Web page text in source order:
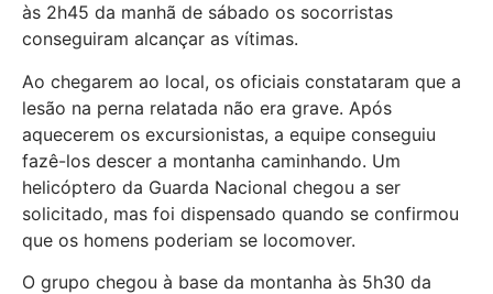
às 2h45 da manhã de sábado os socorristas
conseguiram alcançar as vítimas.
Ao chegarem ao local, os oficiais constataram que a
lesão na perna relatada não era grave. Após
aquecerem os excursionistas, a equipe conseguiu
fazê-los descer a montanha caminhando. Um
helicóptero da Guarda Nacional chegou a ser
solicitado, mas foi dispensado quando se confirmou
que os homens poderiam se locomover.
O grupo chegou à base da montanha às 5h30 da